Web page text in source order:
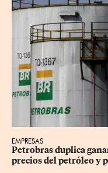
EMPRESAS
Petrobras duplica
precios del petróleo y